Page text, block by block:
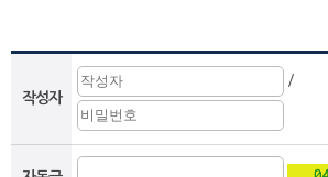
작성자
/